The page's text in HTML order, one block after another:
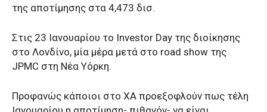
της αποτίμησης στα 4,473 δισ.
Στις 23 Ιανουαρίου το Investor Day της διοίκησης
στο Λονδίνο, μία μέρα μετά στο road show της
JPMC στη Νέα Υόρκη.
Προφανώς κάποιοι στο ΧΑ προεξοφλούν πως τέλη